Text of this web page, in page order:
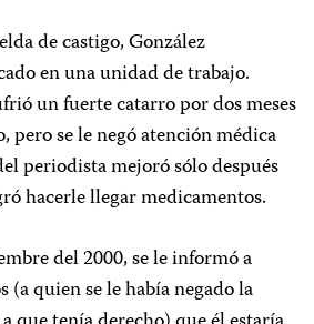
de castigo, González
en una unidad de trabajo.
un fuerte catarro por dos meses
pero se le negó atención médica
periodista mejoró sólo después
hacerle llegar medicamentos.
del 2000, se le informó a
(a quien se le había negado la